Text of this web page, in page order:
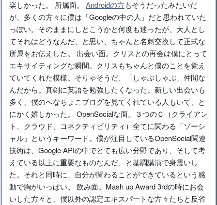
楽しかった。 所属面。 Androidの方もそうだったみたいだ
が、多くの方々に僕は「Googleの中の人」だと思われていた
っぽい。そのままにしとこうかと何度も迷ったが、大人とし
てそれはどうなんだ、と思い、ちゃんと名刺交換して正式な
所属をお伝えした。 出会い面。クリスとの再会は僕にとって
エキサイティングな瞬間。クリスもちゃんと僕のことを覚え
ていてくれた模様。そりゃそうだ、「しゃぶしゃぶ」仲間な
んだから。真剣に英語を勉強したくなった。新しい出会いも
多く、僕のへなちょこブログを見てくれている人もいて、と
にかく嬉しかった。 OpenSocialな面。３つのＣ（クライアン
ト、クラウド、コネクティビリティ）全てに関わる「ソーシ
ャル」というキーワード。僕が注目しているOpenSocial関連
技術は、Google APIの中でとても広い分野であり、そして考
えている以上に重要なものなんだ、と基調講演で身震いし
た。それと同時に、自分が関わることができているという感
動で胸がいっぱい。 飲み面。Mash up Award 3rdの時にお会
いした方々と、僕以外の認定エキスパートな方々たちと反省